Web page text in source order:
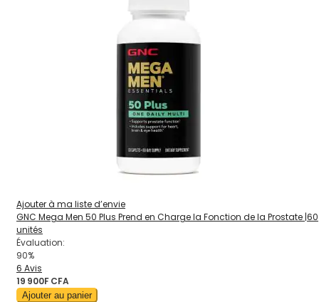
Ajouter à ma liste d’envie
GNC Mega Men 50 Plus Prend en Charge la Fonction de la Prostate |60
unités
Évaluation:
90%
6 Avis
19 900F CFA
Ajouter au panier